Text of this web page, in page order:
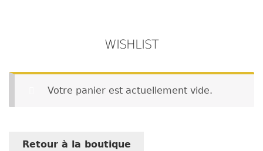
WISHLIST
Votre panier est actuellement vide.
Retour à la boutique